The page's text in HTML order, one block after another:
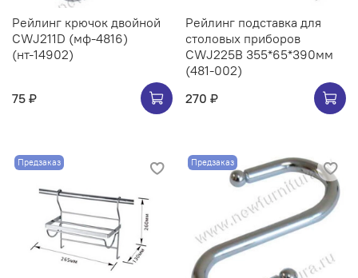
Рейлинг крючок двойной
CWJ211D (мф-4816)
(нт-14902)
75 ₽
Рейлинг подставка для
столовых приборов
CWJ225B 355*65*390мм
(481-002)
270 ₽
Предзаказ Предзаказ